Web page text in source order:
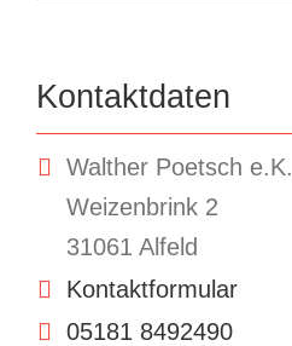
Kontaktdaten
Walther Poetsch e.K.
Weizenbrink 2
31061 Alfeld
Kontaktformular
05181 8492490